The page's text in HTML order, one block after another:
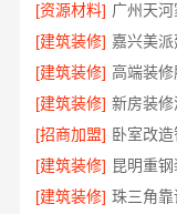
[资源材料] 广州天
[建筑装修] 嘉兴美
[建筑装修]
[建筑装修] 新房装
[招商加盟]
[建筑装修]
[建筑装修]